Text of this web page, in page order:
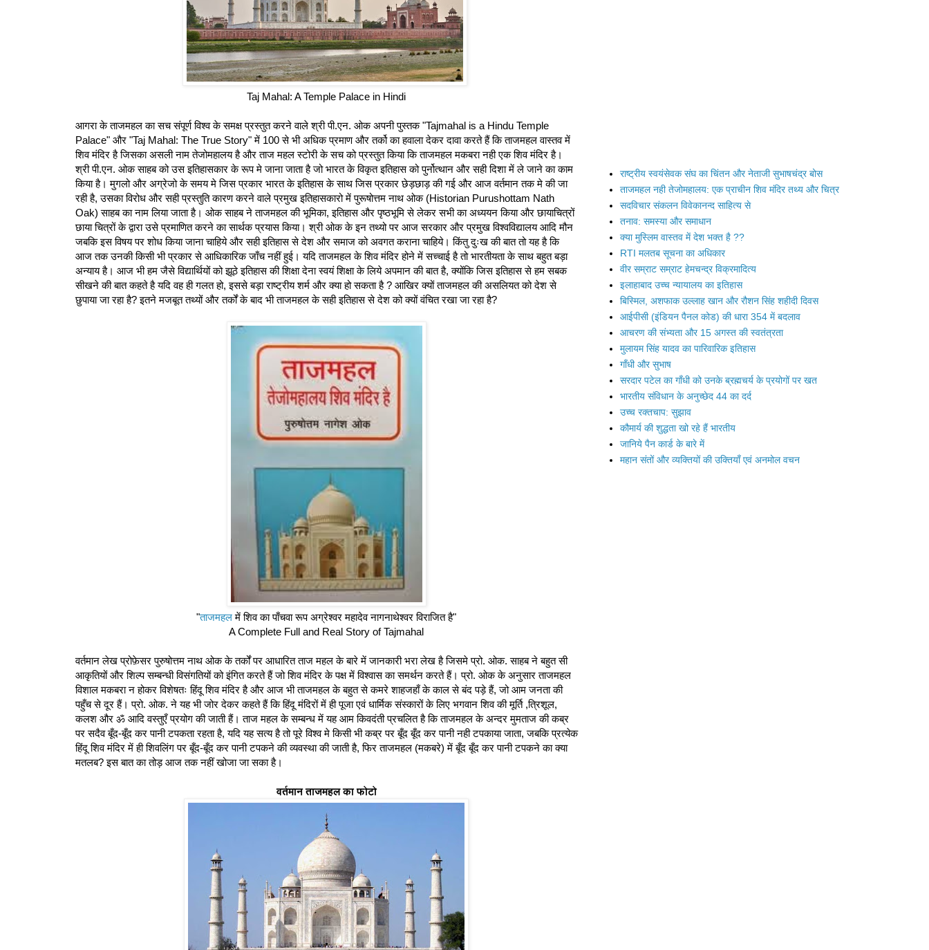
Taj Mahal: A Temple Palace in Hindi
आगरा के ताजमहल का सच संपूर्ण विश्व के समक्ष प्रस्तुत करने वाले श्री पी.एन. ओक अपनी पुस्तक "Tajmahal is a Hindu Temple
Palace" और "Taj Mahal: The True Story" में 100 से भी अधिक प्रमाण और तर्को का हवाला देकर दावा करते हैं कि ताजमहल वास्तव में
शिव मंदिर है जिसका असली नाम तेजोमहालय है और ताज महल स्टोरी के सच को प्रस्तुत किया कि ताजमहल मकबरा नही एक शिव मंदिर है।
श्री पी.एन. ओक साहब को उस इतिहासकार के रूप मे जाना जाता है जो भारत के विकृत इतिहास को पुर्नोत्थान और सही दिशा में ले जाने का काम
किया है। मुगलो और अग्रेजो के समय मे जिस प्रकार भारत के इतिहास के साथ जिस प्रकार छेड़छाड़ की गई और आज वर्तमान तक मे की जा
रही है, उसका विरोध और सही प्रस्तुति कारण करने वाले प्रमुख इतिहासकारो में पुरूषोत्तम नाथ ओक (Historian Purushottam Nath
Oak) साहब का नाम लिया जाता है। ओक साहब ने ताजमहल की भूमिका, इतिहास और पृष्ठभूमि से लेकर सभी का अध्ययन किया और छायाचित्रों
छाया चित्रों के द्वारा उसे प्रमाणित करने का सार्थक प्रयास किया। श्री ओक के इन तथ्यो पर आज सरकार और प्रमुख विश्वविद्यालय आदि मौन
जबकि इस विषय पर शोध किया जाना चाहिये और सही इतिहास से देश और समाज को अवगत कराना चाहिये। किंतु दुःख की बात तो यह है कि
आज तक उनकी किसी भी प्रकार से आधिकारिक जाँच नहीं हुई। यदि ताजमहल के शिव मंदिर होने में सच्चाई है तो भारतीयता के साथ बहुत बड़ा
अन्याय है। आज भी हम जैसे विद्यार्थियों को झूठे इतिहास की शिक्षा देना स्वयं शिक्षा के लिये अपमान की बात है, क्योंकि जिस इतिहास से हम सबक
सीखने की बात कहते है यदि वह ही गलत हो, इससे बड़ा राष्ट्रीय शर्म और क्‍या हो सकता है ? आखिर क्यों ताजमहल की असलियत को देश से
छुपाया जा रहा है? इतने मजबूत तथ्यों और तर्कों के बाद भी ताजमहल के सही इतिहास से देश को क्यों वंचित रखा जा रहा है?
"ताजमहलमें शिव का पाँचवा रूप अग्रेश्वर महादेव नागनाथेश्वर विराजित है"
A Complete Full and Real Story of Tajmahal
वर्तमान लेख प्रोफ़ेसर पुरुषोत्तम नाथ ओक के तर्कों पर आधारित ताज महल के बारे में जानकारी भरा लेख है जिसमे प्रो. ओक. साहब ने बहुत सी
आकृतियों और शिल्प सम्बन्धी विसंगतियों को इंगित करते हैं जो शिव मंदिर के पक्ष में विश्वास का समर्थन करते हैं। प्रो. ओक के अनुसार ताजमहल
विशाल मकबरा न होकर विशेषतः हिंदू शिव मंदिर है और आज भी ताजमहल के बहुत से कमरे शाहजहाँ के काल से बंद पड़े हैं, जो आम जनता की
पहुँच से दूर हैं। प्रो. ओक. ने यह भी जोर देकर कहते हैं कि हिंदू मंदिरों में ही पूजा एवं धार्मिक संस्कारों के लिए भगवान शिव की मूर्ति ,त्रिशूल,
कलश और ॐ आदि वस्तुएँ प्रयोग की जाती हैं। ताज महल के सम्बन्ध में यह आम किवदंती प्रचलित है कि ताजमहल के अन्दर मुमताज की कब्र
पर सदैव बूँद-बूँद कर पानी टपकता रहता है, यदि यह सत्य है तो पूरे विश्व मे किसी भी कब्र पर बूँद बूँद कर पानी नही टपकाया जाता, जबकि प्रत्येक
हिंदू शिव मंदिर में ही शिवलिंग पर बूँद-बूँद कर पानी टपकने की व्यवस्था की जाती है, फिर ताजमहल (मकबरे) में बूँद बूँद कर पानी टपकने का क्या
मतलब? इस बात का तोड़ आज तक नहीं खोजा जा सका है।
वर्तमान ताजमहल का फोटो
राष्ट्रीय स्वयंसेवक संघ का चिंतन और नेताजी सुभाषचंद्र बोस
ताजमहल नही तेजोमहालय: एक प्राचीन शिव मंदिर तथ्य और चित्र
सदविचार संकलन विवेकानन्द साहित्य से
तनाव: समस्या और समाधान
क्या मुस्लिम वास्तव में देश भक्त है ??
RTI मलतब सूचना का अधिकार
वीर सम्राट सम्राट हेमचन्द्र विक्रमादित्य
इलाहाबाद उच्च न्यायालय का इतिहास
बिस्मिल, अशफाक उल्लाह खान और रौशन सिंह शहीदी दिवस
आईपीसी (इंडियन पैनल कोड) की धारा 354 में बदलाव
आचरण की संभ्यता और 15 अगस्त की स्वतंत्रता
मुलायम सिंह यादव का पारिवारिक इतिहास
गाँधी और सुभाष
सरदार पटेल का गाँधी को उनके ब्रह्मचर्य के प्रयोगों पर खत
भारतीय संविधान के अनुच्छेद 44 का दर्द
उच्च रक्तचाप: सुझाव
कौमार्य की शुद्धता खो रहे हैं भारतीय
जानिये पैन कार्ड के बारे में
महान संतों और व्यक्तियों की उक्तियाँ एवं अनमोल वचन